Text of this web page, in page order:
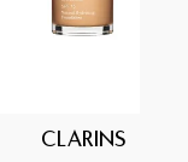
CLARINS